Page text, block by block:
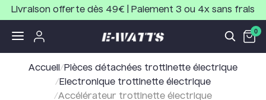
Livraison offerte dès 49€ | Paiement 3 ou 4x sans frais
0
Accueil / Pièces détachées trottinette électrique
/ Electronique trottinette électrique
/Accélérateur trottinette électrique